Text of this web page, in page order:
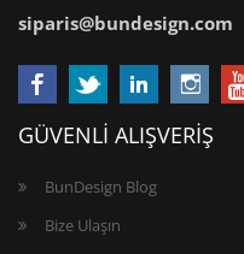
siparis@bundesign.com
GÜVENLİ ALIŞVERİŞ
BunDesign Blog
Bize Ulaşın